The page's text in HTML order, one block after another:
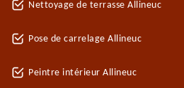
Nettoyage de terrasse Allineuc
Pose de carrelage Allineuc
Peintre intérieur Allineuc